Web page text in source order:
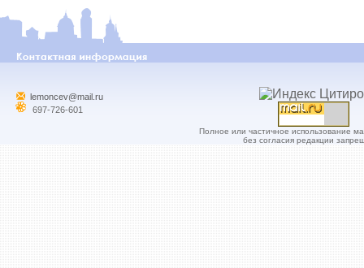
lemoncev@mail.ru
697-726-601
Полное или частичное использование
без согласия редакции